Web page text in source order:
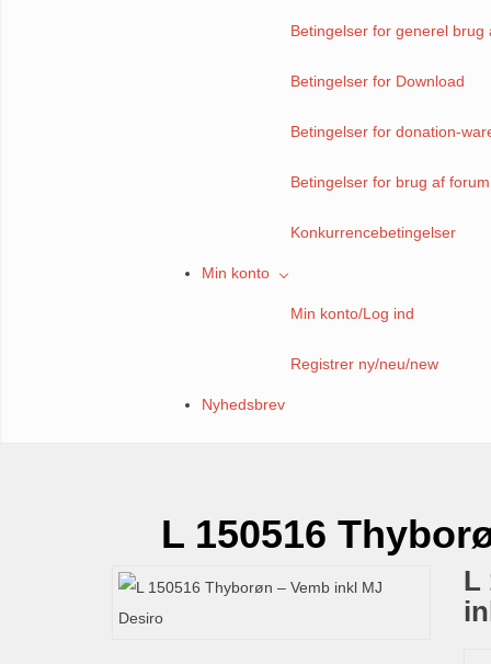
Betingelser for generel brug
Betingelser for Download
Betingelser for donation-
Betingelser for brug af forum
Konkurrencebetingelser
Min konto
Min konto/Log ind
Registrer ny/neu/new
Nyhedsbrev
L 150516
L